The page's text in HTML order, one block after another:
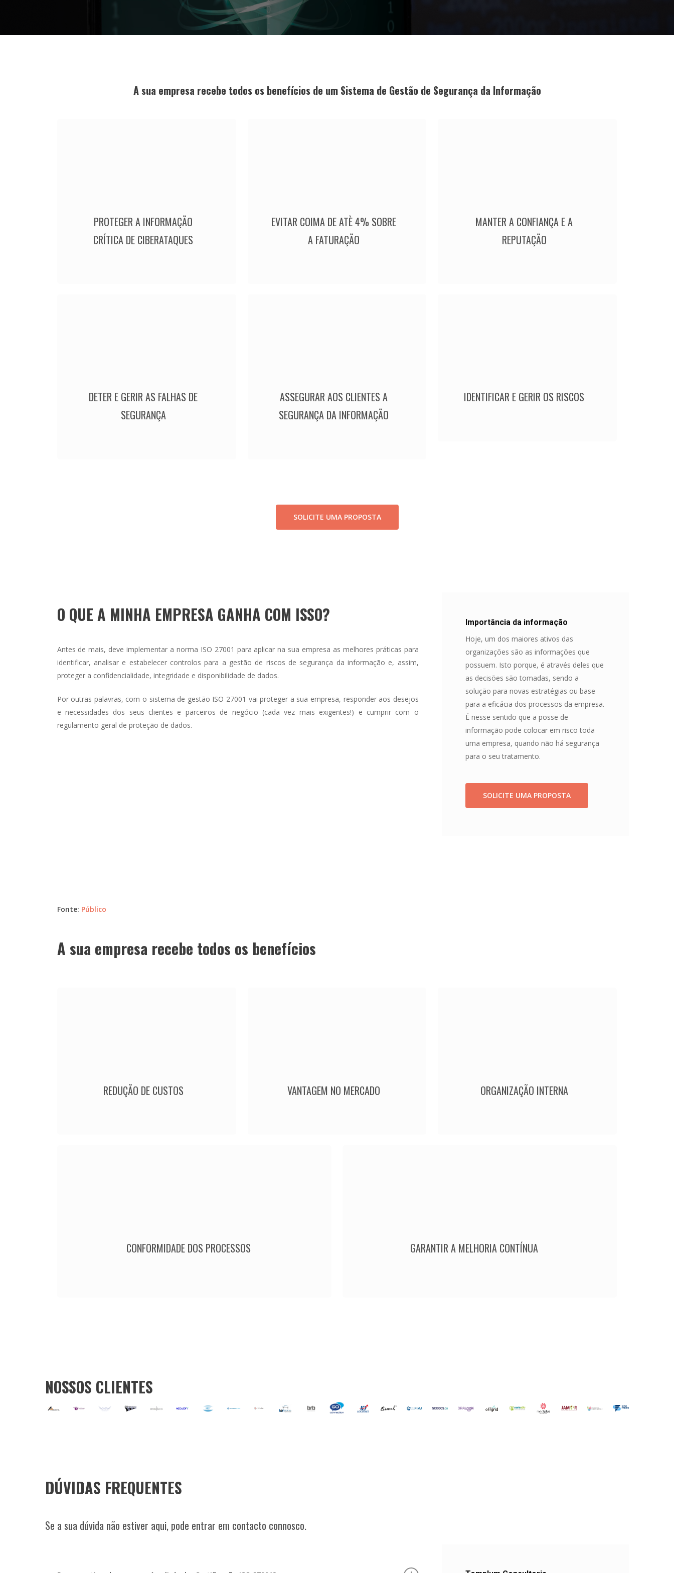
A sua empresa recebe todos os benefícios de um Sistema de Gestão de Segurança da Informação
PROTEGER A INFORMAÇÃO
CRÍTICA DE CIBERATAQUES
EVITAR COIMA DE ATÈ 4% SOBRE
A FATURAÇÃO
MANTER A CONFIANÇA E A
REPUTAÇÃO
DETER E GERIR AS FALHAS DE
SEGURANÇA
ASSEGURAR AOS CLIENTES A
SEGURANÇA DA INFORMAÇÃO
IDENTIFICAR E GERIR OS RISCOS
SOLICITE UMA PROPOSTA
O QUE A MINHA EMPRESA GANHA COM ISSO?
Antes de mais, deve implementar a norma ISO 27001 para aplicar na sua empresa as melhores práticas para
identificar, analisar e estabelecer controlos para a gestão de riscos de segurança da informação e, assim,
proteger a confidencialidade, integridade e disponibilidade de dados.
Por outras palavras, com o sistema de gestão ISO 27001 vai proteger a sua empresa, responder aos desejos
e necessidades dos seus clientes e parceiros de negócio (cada vez mais exigentes!) e cumprir com o
regulamento geral de proteção de dados.
Fonte: Público
Importância da informação
Hoje, um dos maiores ativos das
organizações são as informações que
possuem. Isto porque, é através deles que
as decisões são tomadas, sendo a
solução para novas estratégias ou base
para a eficácia dos processos da empresa.
É nesse sentido que a posse de
informação pode colocar em risco toda
uma empresa, quando não há segurança
para o seu tratamento.
SOLICITE UMA PROPOSTA
A sua empresa recebe todos os benefícios
REDUÇÃO DE CUSTOS VANTAGEM NO MERCADO ORGANIZAÇÃO INTERNA
CONFORMIDADE DOS PROCESSOS GARANTIR A MELHORIA CONTÍNUA
NOSSOS CLIENTES
DÚVIDAS FREQUENTES
Se a sua dúvida não estiver aqui, pode entrar em contacto connosco.